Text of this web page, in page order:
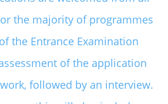
the majority of programmes
the Entrance Examination
of the application
followed by an interview.